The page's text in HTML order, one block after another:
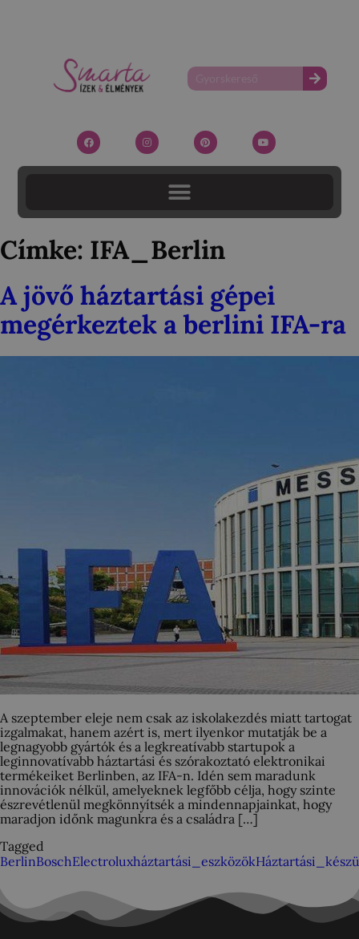
Címke: IFA_Berlin
A jövő háztartási gépei
megérkeztek a berlini IFA-ra
A szeptember eleje nem csak az iskolakezdés miatt tartogat
izgalmakat, hanem azért is, mert ilyenkor mutatják be a
legnagyobb gyártók és a legkreatívabb startupok a
leginnovatívabb háztartási és szórakoztató elektronikai
termékeiket Berlinben, az IFA-n. Idén sem maradunk
innovációk nélkül, amelyeknek legfőbb célja, hogy szinte
észrevétlenül megkönnyítsék a mindennapjainkat, hogy
maradjon időnk magunkra és a családra […]
Tagged
BerlinBoschElectroluxháztartási_eszközök